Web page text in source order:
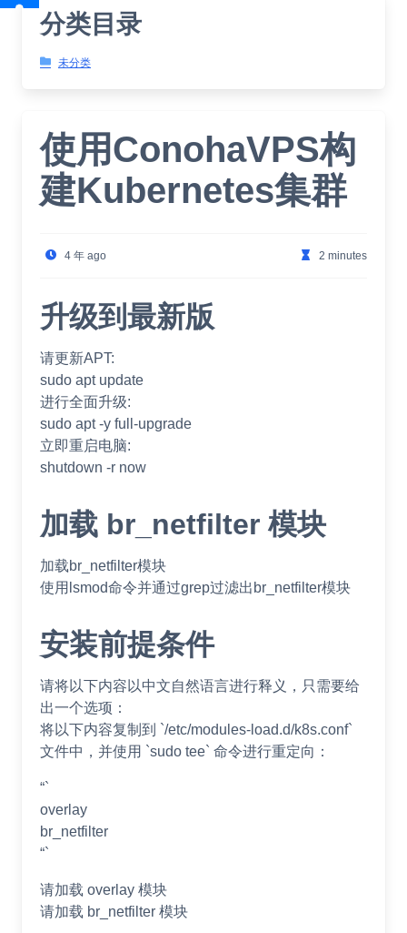
分类目录
未分类
使用ConohaVPS构
建Kubernetes集群
4 年 ago 2 minutes
升级到最新版
请更新APT:
sudo apt update
进行全面升级:
sudo apt -y full-upgrade
立即重启电脑:
shutdown -r now
加载 br_netfilter 模块
加载br_netfilter模块
使用lsmod命令并通过grep过滤出br_netfilter模块
安装前提条件
请将以下内容以中文自然语言进行释义，只需要给
出一个选项：
将以下内容复制到 `/etc/modules-load.d/k8s.conf`
文件中，并使用 `sudo tee` 命令进行重定向：
“`
overlay
br_netfilter
“`
请加载 overlay 模块
请加载 br_netfilter 模块